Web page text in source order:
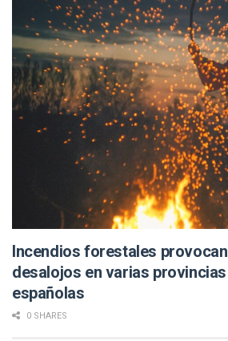
Incendios forestales provocan
desalojos en varias provincias
españolas
0 SHARES